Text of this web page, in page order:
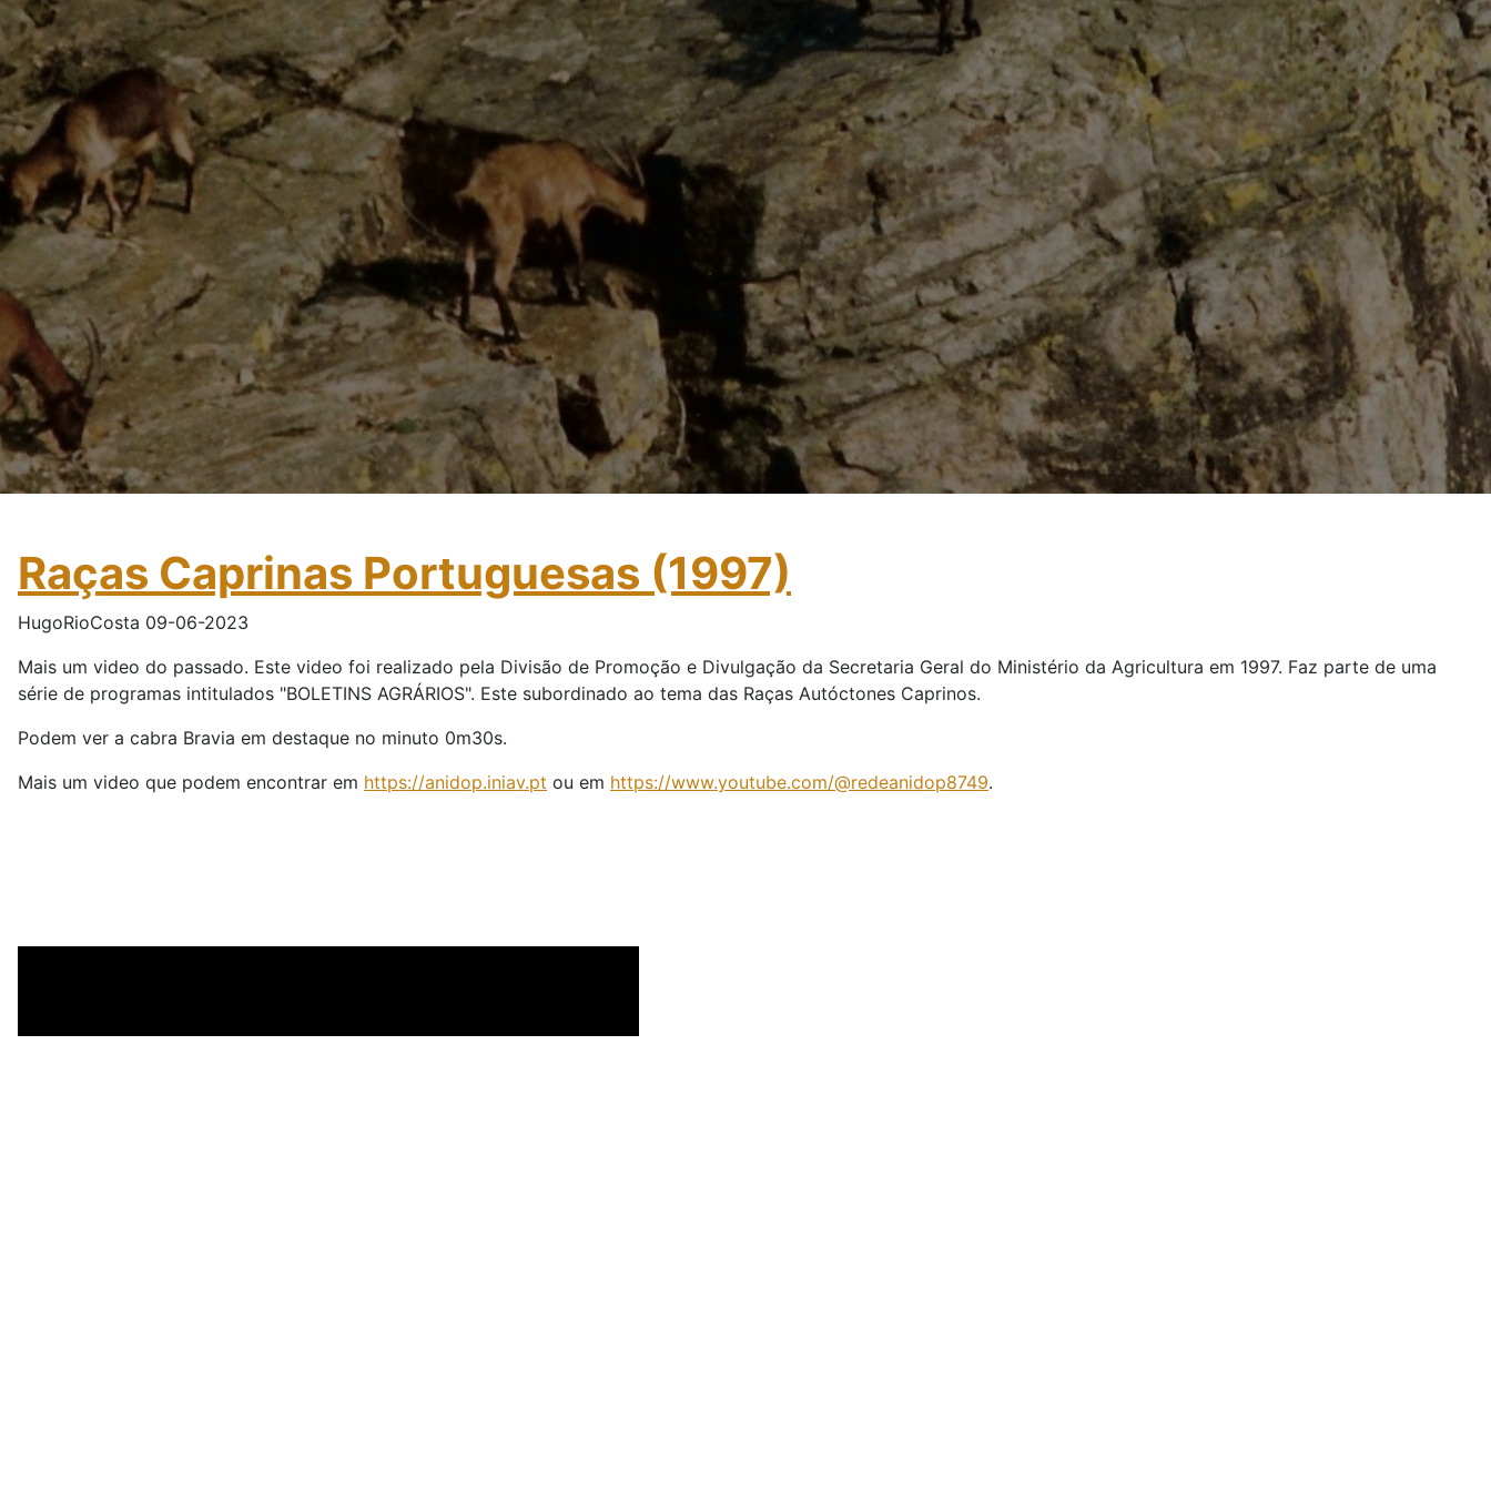
Raças Caprinas Portuguesas (1997)
HugoRioCosta 09-06-2023
Mais um video do passado. Este video foi realizado pela Divisão de Promoção e Divulgação da Secretaria Geral do Ministério da Agricultura em 1997. Faz parte de uma
série de programas intitulados "BOLETINS AGRÁRIOS". Este subordinado ao tema das Raças Autóctones Caprinos.
Podem ver a cabra Bravia em destaque no minuto 0m30s.
Mais um video que podem encontrar em https://anidop.iniav.pt ou em https://www.youtube.com/@redeanidop8749.